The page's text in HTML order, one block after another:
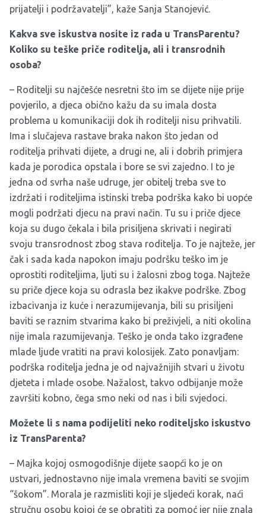
prijatelji i podržavatelji”, kaže Sanja Stanojević.
Kakva sve iskustva nosite iz rada u TransParentu?
Koliko su teške priče roditelja, ali i transrodnih
osoba?
– Roditelji su najčešće nesretni što im se dijete nije prije
povjerilo, a djeca obično kažu da su imala dosta
problema u komunikaciji dok ih roditelji nisu prihvatili.
Ima i slučajeva rastave braka nakon što jedan od
roditelja prihvati dijete, a drugi ne, ali i dobrih primjera
kada je porodica opstala i bore se svi zajedno. I to je
jedna od svrha naše udruge, jer obitelj treba sve to
izdržati i roditeljima istinski treba podrška kako bi uopće
mogli podržati djecu na pravi način. Tu su i priče djece
koja su dugo čekala i bila prisiljena skrivati i negirati
svoju transrodnost zbog stava roditelja. To je najteže, jer
čak i sada kada napokon imaju podršku teško im je
oprostiti roditeljima, ljuti su i žalosni zbog toga. Najteže
su priče djece koja su odrasla bez ikakve podrške. Zbog
izbacivanja iz kuće i nerazumijevanja, bili su prisiljeni
baviti se raznim stvarima kako bi preživjeli, a niti okolina
nije imala razumijevanja. Teško je onda tako izgrađene
mlade ljude vratiti na pravi kolosijek. Zato ponavljam:
podrška roditelja jedna je od najvažnijih stvari u životu
djeteta i mlade osobe. Nažalost, takvo odbijanje može
završiti kobno, čega smo neki od nas i bili svjedoci.
Možete li s nama podijeliti neko roditeljsko iskustvo
iz TransParenta?
– Majka kojoj osmogodišnje dijete saopći ko je on
ustvari, jednostavno nije imala vremena baviti se svojim
“šokom”. Morala je razmisliti koji je sljedeći korak, naći
stručnu osobu kojoj će se obratiti za pomoć jer nije znala